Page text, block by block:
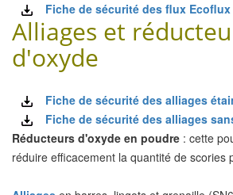
Fiche de sécurité des flux Ecoflux
Alliages et
d'oxyde
Fiche de sécurité des alliages
Fiche de sécurité des alliages
Réducteurs d'oxyde en poudre : cette
réduire efficacement la quantité de scories